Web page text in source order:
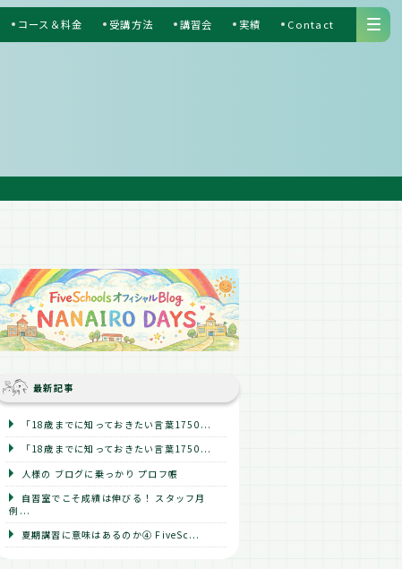
コース＆料金 受講方法 講習会 実績 Contact
最新記事
「18歳までに知っておきたい言葉1750...
「18歳までに知っておきたい言葉1750...
人様の ブログに乗っかり プロフ帳
自習室でこそ成績は伸びる！ スタッフ月
例...
夏期講習に意味はあるのか④ FiveSc...